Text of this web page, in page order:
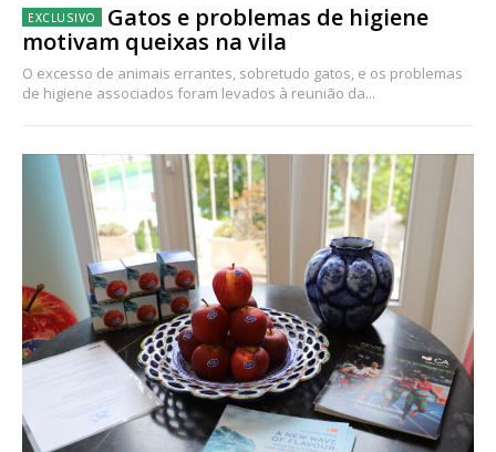
Gatos e problemas de higiene
motivam queixas na vila
O excesso de animais errantes, sobretudo gatos, e os problemas
de higiene associados foram levados à reunião da...